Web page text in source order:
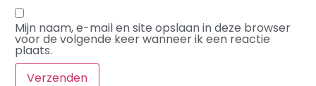
Mijn naam, e-mail en site opslaan in deze browser
voor de volgende keer wanneer ik een reactie
plaats.